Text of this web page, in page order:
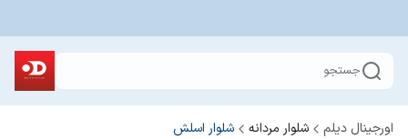
جستجو
اورجینال دیلم شلوار مردانه شلوار اسلش